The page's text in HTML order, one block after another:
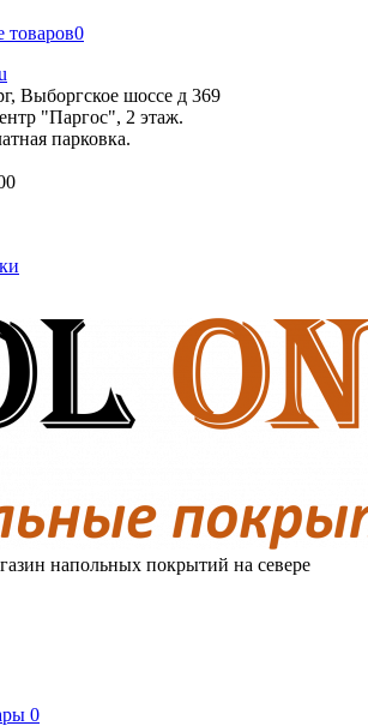
товаров0
Выборгское шоссе д 369
"Паргос", 2 этаж.
парковка.
напольных покрытий на севере
0